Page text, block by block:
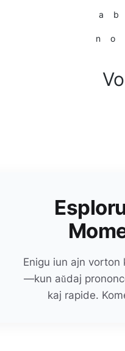
a b
n o
Enigu iun ajn
—kun aŭdaj
kaj rapide.